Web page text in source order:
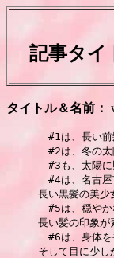
記事タイ
タイトル＆名前：
#1は、長い前
#2は、冬の太
#3も、太陽に
#4は、名古屋
長い黒髪の美少
#5は、穏やか
長い髪の印象が
#6は、身体を
そして目に少